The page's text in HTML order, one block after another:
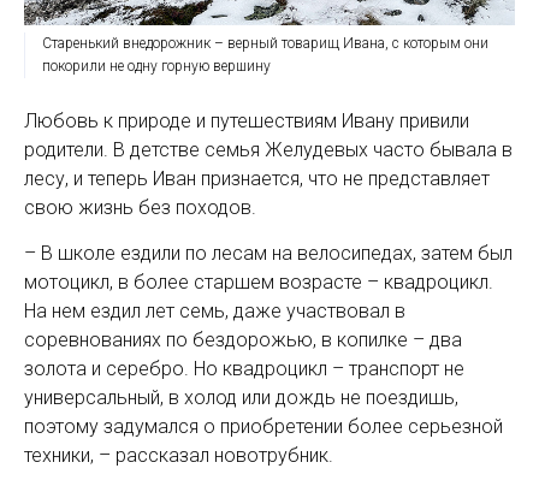
Старенький внедорожник – верный товарищ Ивана, с которым они
покорили не одну горную вершину
Любовь к природе и путешествиям Ивану привили
родители. В детстве семья Желудевых часто бывала в
лесу, и теперь Иван признается, что не представляет
свою жизнь без походов.
– В школе ездили по лесам на велосипедах, затем был
мотоцикл, в более старшем возрасте – квадроцикл.
На нем ездил лет семь, даже участвовал в
соревнованиях по бездорожью, в копилке – два
золота и серебро. Но квадроцикл – транспорт не
универсальный, в холод или дождь не поездишь,
поэтому задумался о приобретении более серьезной
техники, – рассказал новотрубник.